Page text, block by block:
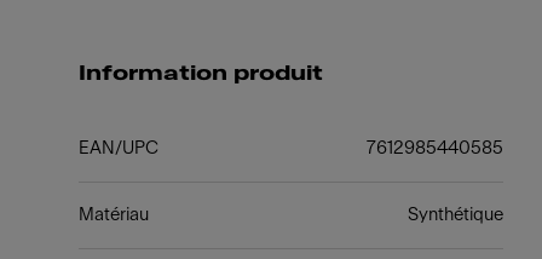
Information produit
EAN/UPC 7612985440585
Matériau Synthétique